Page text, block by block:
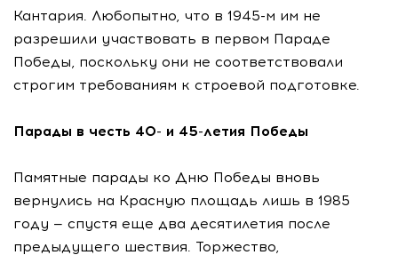
Кантария. Любопытно, что в 1945-м им не
разрешили участвовать в первом Параде
Победы, поскольку они не соответствовали
строгим требованиям к строевой подготовке.
Парады в честь 40- и 45-летия Победы
Памятные парады ко Дню Победы вновь
вернулись на Красную площадь лишь в 1985
году — спустя еще два десятилетия после
предыдущего шествия. Торжество,